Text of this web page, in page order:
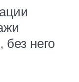
без него